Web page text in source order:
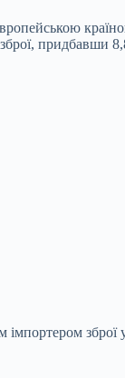
придбавши
імпортером зброї